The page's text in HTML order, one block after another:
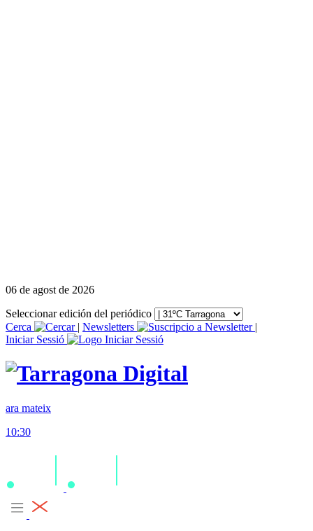
06 de agost de 2026
Seleccionar edición del periódico
Cerca
| Newsletters
|
Iniciar Sessió
ara mateix
10:30